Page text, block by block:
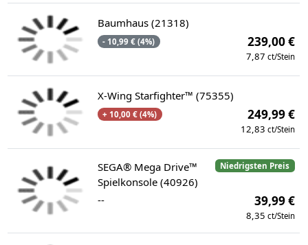
Baumhaus (21318)
- 10,99 € (4%) 239,00 €
7,87 ct/Stein
X-Wing Starfighter™ (75355)
+ 10,00 € (4%) 249,99 €
12,83 ct/Stein
Niedrigsten Preis
SEGA® Mega Drive™
Spielkonsole (40926)
--
39,99 €
8,35 ct/Stein